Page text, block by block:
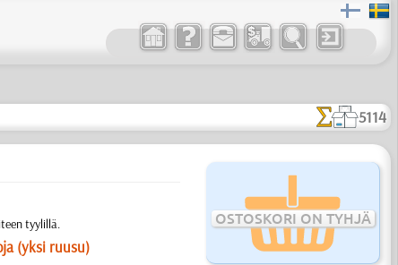
5114
OSTOSKORI ON TYHJÄ
tyylillä.
(yksi ruusu)